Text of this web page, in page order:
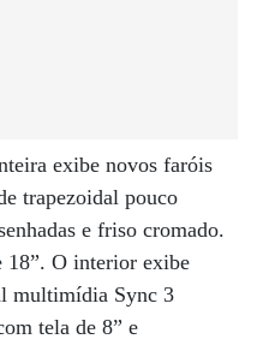
exibe novos faróis
trapezoidal pouco
e friso cromado.
18”. O interior exibe
multimídia Sync 3
tela de 8” e